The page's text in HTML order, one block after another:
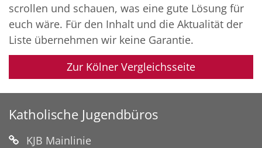
scrollen und schauen, was eine gute Lösung für
euch wäre. Für den Inhalt und die Aktualität der
Liste übernehmen wir keine Garantie.
Zur Kölner Vergleichsseite
Katholische Jugendbüros
KJB Mainlinie